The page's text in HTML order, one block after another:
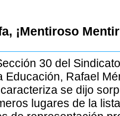
¡Mentiroso
30 del
Educación, Rafael
se dijo
lugares de la